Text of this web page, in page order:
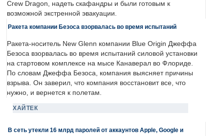
Crew Dragon, надеть скафандры и были готовым к
возможной экстренной эвакуации.
Ракета компании Безоса взорвалась во время испытаний
Ракета-носитель New Glenn компании Blue Origin Джеффа
Безоса взорвалась во время испытаний силовой установки
на стартовом комплексе на мысе Канаверал во Флориде.
По словам Джеффа Безоса, компания выясняет причины
взрыва. Он заверил, что компания восстановит все, что
нужно, и вернется к полетам.
ХАЙТЕК
В сеть утекли 16 млрд паролей от аккаунтов Apple, Google и